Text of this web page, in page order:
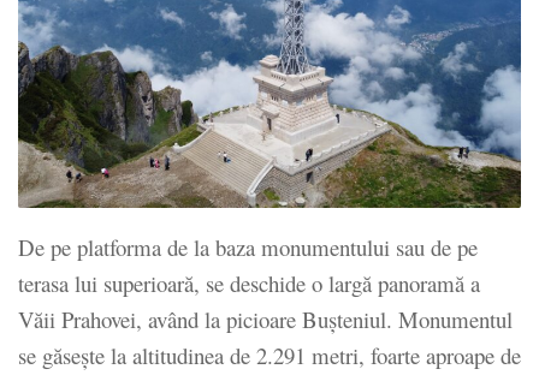
De pe platforma de la baza monumentului sau de pe
terasa lui superioară, se deschide o largă panoramă a
Văii Prahovei, având la picioare Buşteniul. Monumentul
se găseşte la altitudinea de 2.291 metri, foarte aproape de